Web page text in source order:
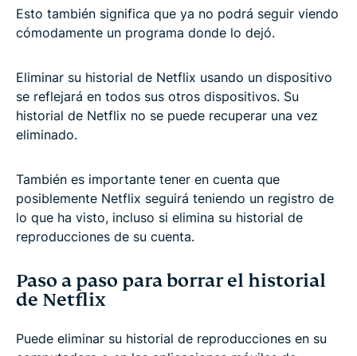
Esto también significa que ya no podrá seguir viendo
cómodamente un programa donde lo dejó.
Eliminar su historial de Netflix usando un dispositivo
se reflejará en todos sus otros dispositivos. Su
historial de Netflix no se puede recuperar una vez
eliminado.
También es importante tener en cuenta que
posiblemente Netflix seguirá teniendo un registro de
lo que ha visto, incluso si elimina su historial de
reproducciones de su cuenta.
Paso a paso para borrar el historial
de Netflix
Puede eliminar su historial de reproducciones en su